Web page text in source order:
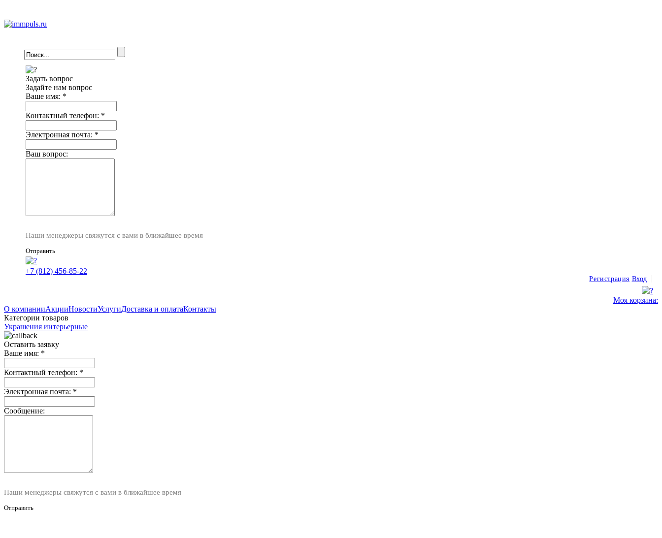
Задать вопрос
Задайте нам вопрос
Ваше имя: *
Контактный телефон: *
Электронная почта: *
Ваш вопрос:
Наши менеджеры свяжутся с вами в ближайшее время
Отправить
+7 (812) 456-85-22
Регистрация Вход
Моя корзина:
О компанииАкцииНовостиУслугиДоставка и оплатаКонтакты
Категории товаров
Украшения интерьерные
Оставить заявку
Ваше имя: *
Контактный телефон: *
Электронная почта: *
Сообщение:
Наши менеджеры свяжутся с вами в ближайшее время
Отправить